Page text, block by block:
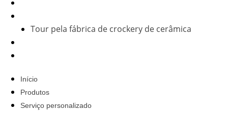
Tour pela fábrica de crockery de cerâmica
Início
Produtos
Serviço personalizado